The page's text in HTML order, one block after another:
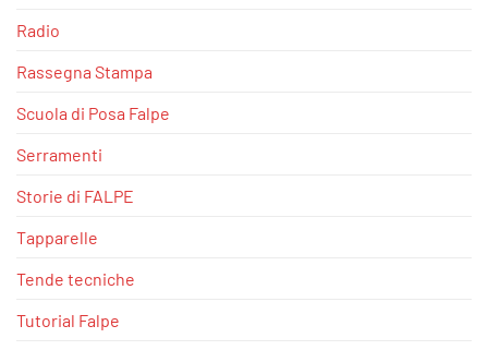
Radio
Rassegna Stampa
Scuola di Posa Falpe
Serramenti
Storie di FALPE
Tapparelle
Tende tecniche
Tutorial Falpe